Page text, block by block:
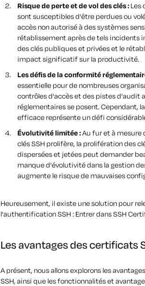
Risque de perte et de vol des clés : Les
sont susceptibles d'être perdues ou
accès non autorisé à des systèmes
rétablissement après de tels incidents
des clés publiques et privées et le
impact significatif sur la productivité.
Les défis de la conformité
essentielle pour de nombreuses
contrôles d'accès et des pistes d'audit
réglementaires se posent. Cependant,
efficace représente un défi
Évolutivité limitée :Au fur et à mesure
clés SSH prolifère, la prolifération des
dispersées et jetées peut demander
manque d'évolutivité dans la gestion
augmente le risque de mauvaises
Heureusement, il existe une solution pour
l'authentification SSH : Entrer dansSSH
Les avantages des certificats
A présent, nous allonsexplorons les
SSH, ainsi que les fonctionnalités et